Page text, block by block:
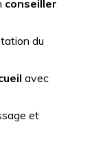
conseiller
du
avec
et